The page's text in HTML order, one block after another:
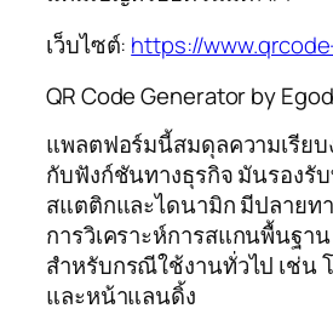
เว็บไซต์: https://
QR Code Generator by
แพลตฟอร์มนี้สมดุลความเรีย
กับฟังก์ชันทางธุรกิจ มันรองรั
สแตติกและไดนามิก มีปลายท
การวิเคราะห์การสแกนพื้นฐา
สำหรับกรณีใช้งานทั่วไป เช่น
และหน้าแลนดิ้ง